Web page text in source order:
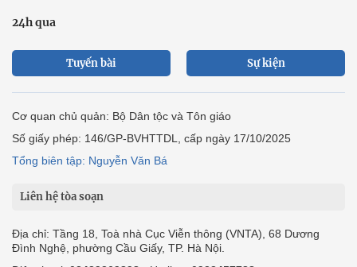
24h qua
Tuyến bài Sự kiện
Cơ quan chủ quản: Bộ Dân tộc và Tôn giáo
Số giấy phép: 146/GP-BVHTTDL, cấp ngày 17/10/2025
Tổng biên tập: Nguyễn Văn Bá
Liên hệ tòa soạn
Địa chỉ: Tầng 18, Toà nhà Cục Viễn thông (VNTA), 68 Dương
Đình Nghệ, phường Cầu Giấy, TP. Hà Nội.